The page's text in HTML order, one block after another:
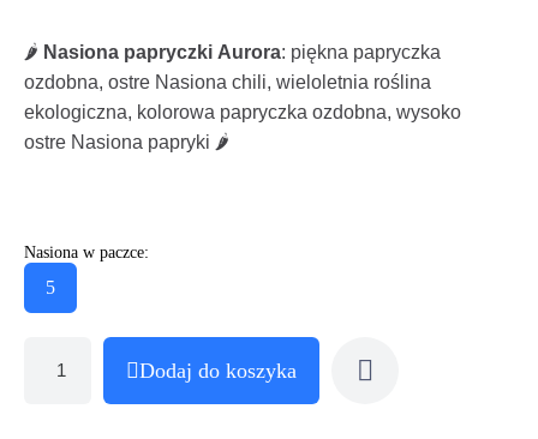
🌶️ Nasiona papryczki Aurora: piękna papryczka
ozdobna, ostre Nasiona chili, wieloletnia roślina
ekologiczna, kolorowa papryczka ozdobna, wysoko
ostre Nasiona papryki 🌶️
Nasiona w paczce:
5
Dodaj do koszyka